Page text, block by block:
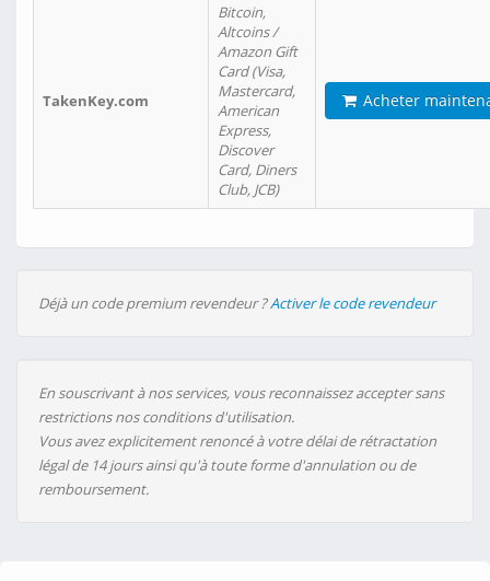
TakenKey.com
Bitcoin,
Altcoins /
Amazon Gift
Card (Visa,
Mastercard,
American
Express,
Discover
Card, Diners
Club, JCB)
Acheter
Déjà un code premium revendeur ?Activer le code revendeur
En souscrivant à nos services, vous reconnaissez accepter sans
restrictions nos conditions d'utilisation.
Vous avez explicitement renoncé à votre délai de rétractation
légal de 14 jours ainsi qu'à toute forme d'annulation ou de
remboursement.